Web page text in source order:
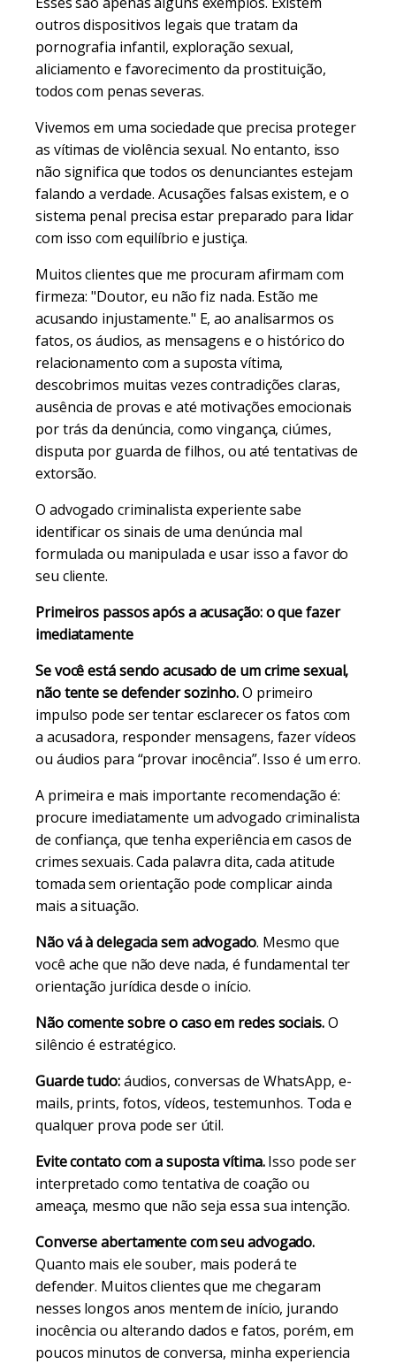
outros dispositivos legais que tratam da
pornografia infantil, exploração sexual,
aliciamento e favorecimento da prostituição,
todos com penas severas.
Vivemos em uma sociedade que precisa proteger
as vítimas de violência sexual. No entanto, isso
não significa que todos os denunciantes estejam
falando a verdade. Acusações falsas existem, e o
sistema penal precisa estar preparado para lidar
com isso com equilíbrio e justiça.
Muitos clientes que me procuram afirmam com
firmeza: "Doutor, eu não fiz nada. Estão me
acusando injustamente." E, ao analisarmos os
fatos, os áudios, as mensagens e o histórico do
relacionamento com a suposta vítima,
descobrimos muitas vezes contradições claras,
ausência de provas e até motivações emocionais
por trás da denúncia, como vingança, ciúmes,
disputa por guarda de filhos, ou até tentativas de
extorsão.
O advogado criminalista experiente sabe
identificar os sinais de uma denúncia mal
formulada ou manipulada e usar isso a favor do
seu cliente.
Primeiros passos após a acusação: o que fazer
imediatamente
Se você está sendo acusado de um crime sexual,
não tente se defender sozinho.O primeiro
impulso pode ser tentar esclarecer os fatos com
a acusadora, responder mensagens, fazer vídeos
ou áudios para “provar inocência”. Isso é um erro.
A primeira e mais importante recomendação é:
procure imediatamente um advogado criminalista
de confiança, que tenha experiência em casos de
crimes sexuais. Cada palavra dita, cada atitude
tomada sem orientação pode complicar ainda
mais a situação.
Não vá à delegacia sem advogado. Mesmo que
você ache que não deve nada, é fundamental ter
orientação jurídica desde o início.
Não comente sobre o caso em redes sociais.O
silêncio é estratégico.
Guarde tudo:áudios, conversas de WhatsApp, e-
mails, prints, fotos, vídeos, testemunhos. Toda e
qualquer prova pode ser útil.
Evite contato com a suposta vítima.Isso pode ser
interpretado como tentativa de coação ou
ameaça, mesmo que não seja essa sua intenção.
Converse abertamente com seu advogado.
Quanto mais ele souber, mais poderá te
defender. Muitos clientes que me chegaram
nesses longos anos mentem de início, jurando
inocência ou alterando dados e fatos, porém, em
poucos minutos de conversa, minha experiencia